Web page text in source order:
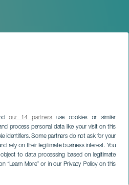
our 14 partnersuse cookies or similar
process personal data like your visit on this
identifiers. Some partners do not ask for your
rely on their legitimate business interest. You
to data processing based on legitimate
“Learn More” or in our Privacy Policy on this
в Лас-
Гран-Канария